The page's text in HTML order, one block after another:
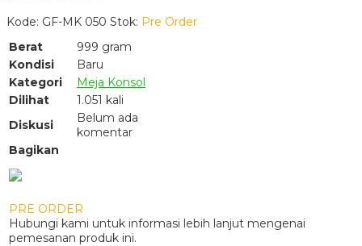
Kode: GF-MK 050 Stok: Pre Order
Berat
999 gram
Kondisi
Baru
Kategori
Meja Konsol
Dilihat
1.051 kali
Diskusi
Belum ada
komentar
Bagikan
PRE ORDER
Hubungi kami untuk informasi lebih lanjut mengenai
pemesanan produk ini.